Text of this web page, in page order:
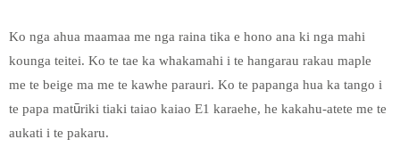
Ko nga ahua maamaa me nga raina tika e hono ana ki nga mahi
kounga teitei. Ko te tae ka whakamahi i te hangarau rakau maple
me te beige ma me te kawhe parauri. Ko te papanga hua ka tango i
te papa matūriki tiaki taiao kaiao E1 karaehe, he kakahu-atete me te
aukati i te pakaru.